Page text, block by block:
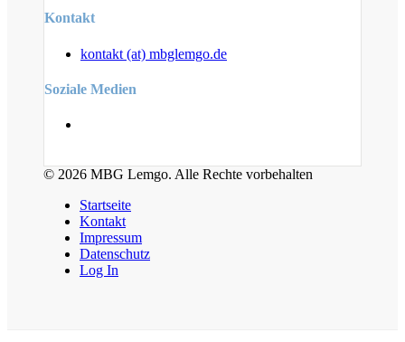
Kontakt
kontakt (at) mbglemgo.de
Soziale Medien
© 2026 MBG Lemgo. Alle Rechte vorbehalten
Startseite
Kontakt
Impressum
Datenschutz
Log In